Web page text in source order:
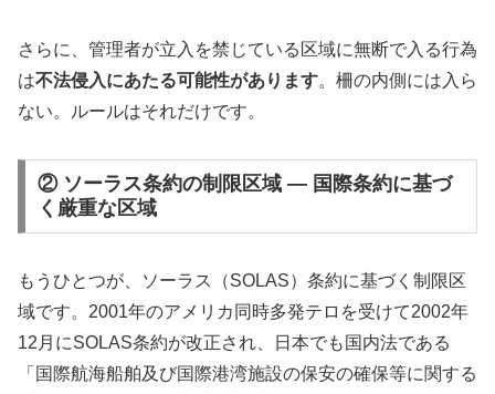
さらに、管理者が立入を禁じている区域に無断で入る行為
は不法侵入にあたる可能性があります。柵の内側には入ら
ない。ルールはそれだけです。
② ソーラス条約の制限区域 — 国際条約に基づ
く厳重な区域
もうひとつが、ソーラス（SOLAS）条約に基づく制限区
域です。2001年のアメリカ同時多発テロを受けて2002年
12月にSOLAS条約が改正され、日本でも国内法である
「国際航海船舶及び国際港湾施設の保安の確保等に関する